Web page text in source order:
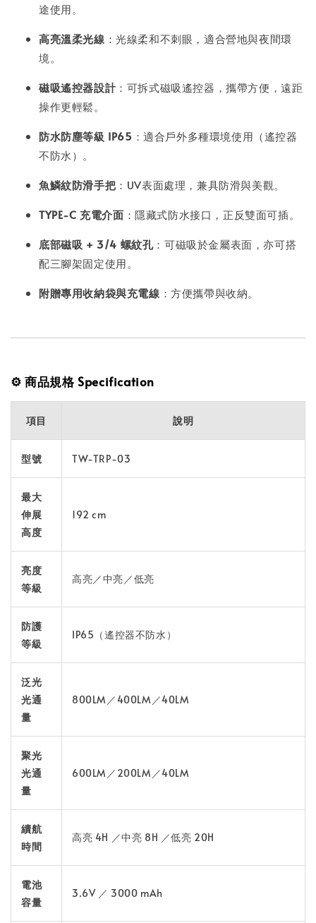
途使用。
高亮溫柔光線 ：光線柔和不刺眼，適合營地與夜間環
境。
磁吸遙控器設計：可拆式磁吸遙控器，攜帶方便，遠距
操作更輕鬆。
防水防塵等級 IP65 ：適合戶外多種環境使用（遙控器
不防水）。
魚鱗紋防滑手把 ：UV表面處理，兼具防滑與美觀。
TYPE-C 充電介面 ：隱藏式防水接口，正反雙面可插。
底部磁吸 + 3/4 螺紋孔：可磁吸於金屬表面，亦可搭
配三腳架固定使用。
附贈專用收納袋與充電線 ：方便攜帶與收納。
⚙️ 商品規格 Specification
項目 說明
型號 TW-TRP-03
最大
伸展
高度
192 cm
亮度
等級
高亮／中亮／低亮
防護
等級
IP65（遙控器不防水）
泛光
光通
量
800LM／400LM／40LM
聚光
光通
量
600LM／200LM／40LM
續航
時間
高亮 4H ／中亮 8H ／低亮 20H
電池
容量
3.6V ／ 3000 mAh